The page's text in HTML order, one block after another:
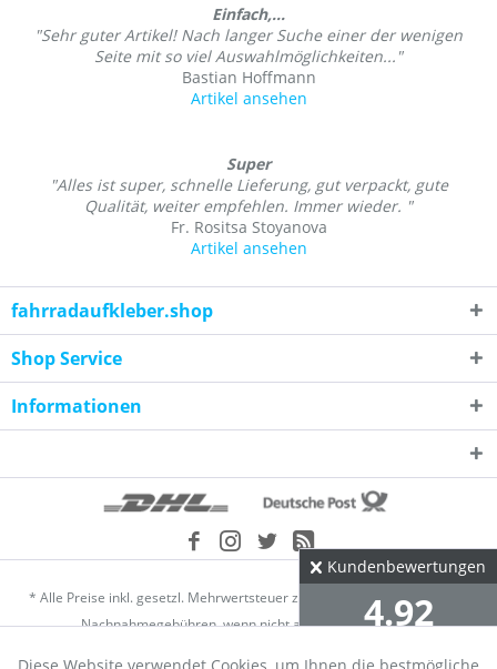
Kundenbewertungen
4.92
Einfach,...
"Sehr guter Artikel! Nach langer Suche einer der wenigen
Seite mit so viel Auswahlmöglichkeiten..."
Bastian Hoffmann
Artikel ansehen
Super
"Alles ist super, schnelle Lieferung, gut verpackt, gute
Qualität, weiter empfehlen. Immer wieder. "
Fr. Rositsa Stoyanova
Artikel ansehen
fahrradaufkleber.shop
Shop Service
Informationen
* Alle Preise inkl. gesetzl. Mehrwertsteuer zzgl. Versandkosten und ggf.
Nachnahmegebühren, wenn nicht anders beschrieben